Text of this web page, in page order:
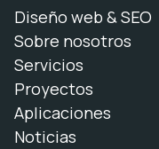
Diseño web & SEO
Sobre nosotros
Servicios
Proyectos
Aplicaciones
Noticias